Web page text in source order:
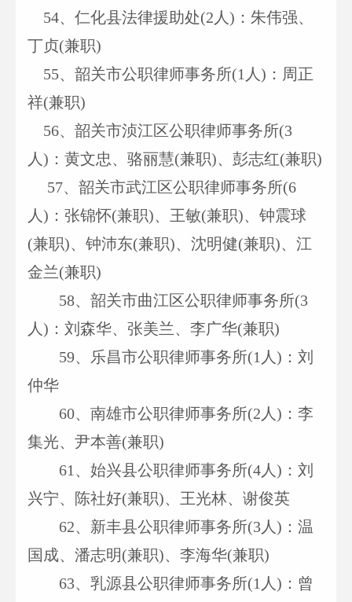
54、仁化县法律援助处(2人)：朱伟强、
丁贞(兼职)
55、韶关市公职律师事务所(1人)：周正
祥(兼职)
56、韶关市浈江区公职律师事务所(3
人)：黄文忠、骆丽慧(兼职)、彭志红(兼职)
57、韶关市武江区公职律师事务所(6
人)：张锦怀(兼职)、王敏(兼职)、钟震球
(兼职)、钟沛东(兼职)、沈明健(兼职)、江
金兰(兼职)
58、韶关市曲江区公职律师事务所(3
人)：刘森华、张美兰、李广华(兼职)
59、乐昌市公职律师事务所(1人)：刘
仲华
60、南雄市公职律师事务所(2人)：李
集光、尹本善(兼职)
61 、始兴县公职律师事务所(4人)：刘
兴宁、陈社好(兼职)、王光林、谢俊英
62、新丰县公职律师事务所(3人)：温
国成、潘志明(兼职)、李海华(兼职)
63、乳源县公职律师事务所(1人)：曾